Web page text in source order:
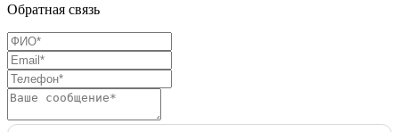
Обратная связь